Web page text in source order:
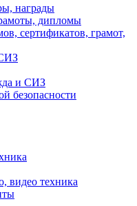
награды
дипломы
сертификатов, грамот,
и СИЗ
безопасности
видео техника